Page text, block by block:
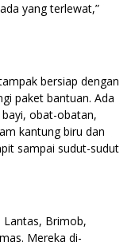
yang terlewat,”
bersiap dengan
paket bantuan. Ada
obat-obatan,
kantung biru dan
sampai sudut-sudut
Brimob,
Mereka di-